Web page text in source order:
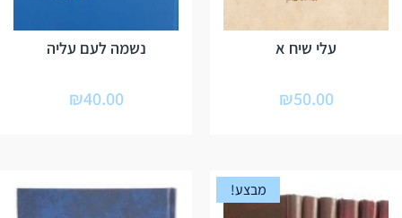
עלי שיח א
₪50.00
נשמה לעם עליה
₪40.00
מבצע!